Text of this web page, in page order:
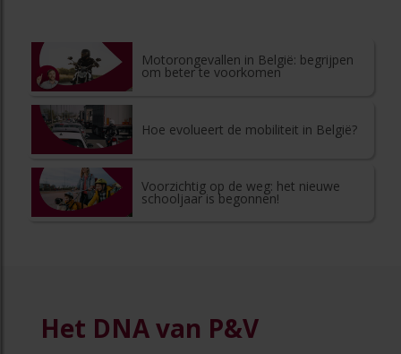
Motorongevallen in België: begrijpen
om beter te voorkomen
Hoe evolueert de mobiliteit in België?
Voorzichtig op de weg: het nieuwe
schooljaar is begonnen!
Het DNA van P&V